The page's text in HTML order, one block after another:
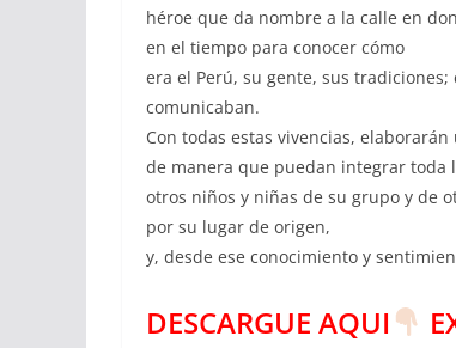
héroe que da nombre a la calle en
en el tiempo para conocer cómo
era el Perú, su gente, sus
comunicaban.
Con todas estas vivencias,
de manera que puedan integrar
otros niños y niñas de su grupo y de
por su lugar de origen,
y, desde ese conocimiento y
DESCARGUE AQUI